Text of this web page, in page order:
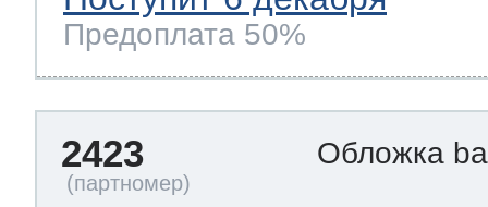
Предоплата 50%
2423 Обложка